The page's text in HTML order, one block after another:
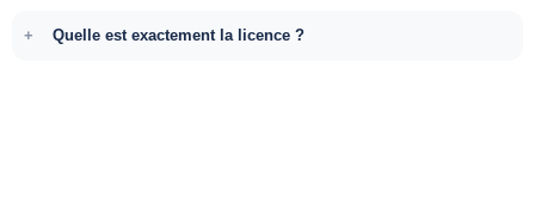
Quelle est exactement la licence ?